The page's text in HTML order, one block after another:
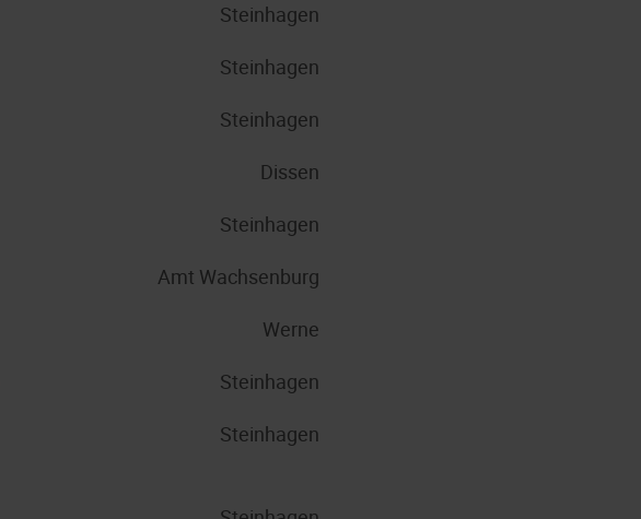
Steinhagen
Steinhagen
Steinhagen
Dissen
Steinhagen
Amt Wachsenburg
Werne
Steinhagen
Steinhagen